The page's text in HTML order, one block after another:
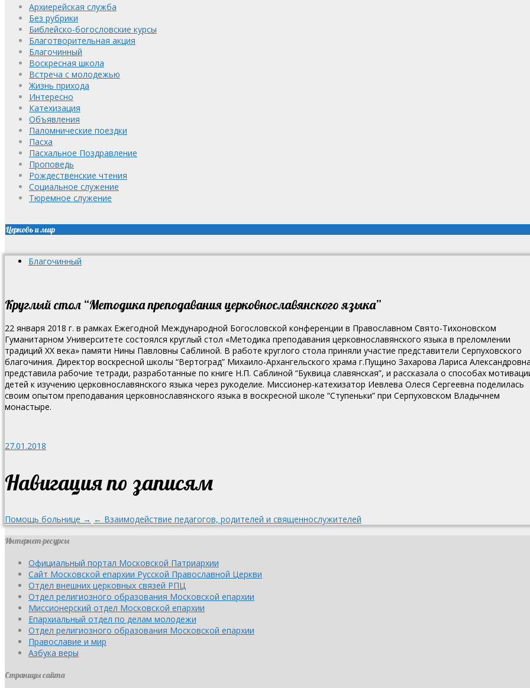
Архиерейская служба
Без рубрики
Библейско-богословские курсы
Благотворительная акция
Благочинный
Воскресная школа
Встреча с молодежью
Жизнь прихода
Интересно
Катехизация
Объявления
Паломнические поездки
Пасха
Пасхальное Поздравление
Проповедь
Рождественские чтения
Социальное служение
Тюремное служение
Церковь и мир
Благочинный
Круглый стол “Методика преподавания церковнославянского языка”
22 января 2018 г. в рамках Ежегодной Международной Богословской конференции в Православном Свято-Тихоновском
Гуманитарном Университете состоялся круглый стол «Методика преподавания церковнославянского языка в преломлении
традиций ХХ века» памяти Нины Павловны Саблиной. В работе круглого стола приняли участие представители Серпуховского
благочиния. Директор воскресной школы “Вертоград” Михаило-Архангельского храма г.Пущино Захарова Лариса
представила рабочие тетради, разработанные по книге Н.П. Саблиной “Буквица славянская”, и рассказала о способах
детей к изучению церковнославянского языка через рукоделие. Миссионер-катехизатор Иевлева Олеся Сергеевна поделилась
своим опытом преподавания церковнославянского языка в воскресной школе “Ступеньки” при Серпуховском Владычнем
монастыре.
27.01.2018
Навигация по записям
Помощь больнице → ← Взаимодействие педагогов, родителей и священнослужителей
Интернет-ресурсы
Официальный портал Московской Патриархии
Сайт Московской епархии Русской Православной Церкви
Отдел внешних церковных связей РПЦ
Отдел религиозного образования Московской епархии
Миссионерский отдел Московской епархии
Епархиальный отдел по делам молодежи
Отдел религиозного образования Московской епархии
Православие и мир
Азбука веры
Страницы сайта